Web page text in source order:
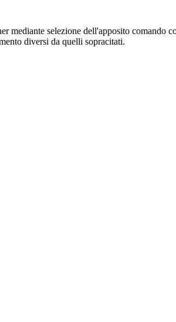
mediante selezione dell'apposito
diversi da quelli sopracitati.